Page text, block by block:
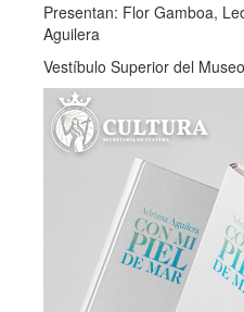
Presentan: Flor Gamboa,
Aguilera
Vestíbulo Superior del